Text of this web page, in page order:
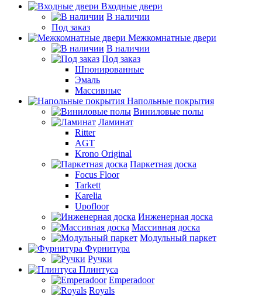
Входные двери
В наличии
Под заказ
Межкомнатные двери
В наличии
Под заказ
Шпонированные
Эмаль
Массивные
Напольные покрытия
Виниловые полы
Ламинат
Ritter
AGT
Krono Original
Паркетная доска
Focus Floor
Tarkett
Karelia
Upofloor
Инженерная доска
Массивная доска
Модульный паркет
Фурнитура
Ручки
Плинтуса
Emperadoor
Royals